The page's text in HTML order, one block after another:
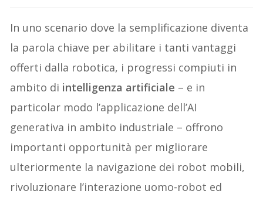
In uno scenario dove la semplificazione diventa
la parola chiave per abilitare i tanti vantaggi
offerti dalla robotica, i progressi compiuti in
ambito di intelligenza artificiale – e in
particolar modo l’applicazione dell’AI
generativa in ambito industriale – offrono
importanti opportunità per migliorare
ulteriormente la navigazione dei robot mobili,
rivoluzionare l’interazione uomo-robot ed